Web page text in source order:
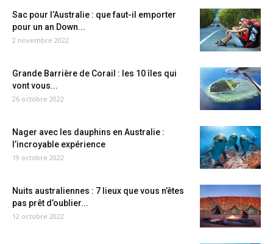
Sac pour l’Australie : que faut-il emporter
pour un an Down...
2 novembre 2022
Grande Barrière de Corail : les 10 îles qui
vont vous...
26 octobre 2022
Nager avec les dauphins en Australie :
l’incroyable expérience
19 octobre 2022
Nuits australiennes : 7 lieux que vous n’êtes
pas prêt d’oublier...
12 octobre 2022